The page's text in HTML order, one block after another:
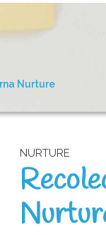
Nurture
NURTURE